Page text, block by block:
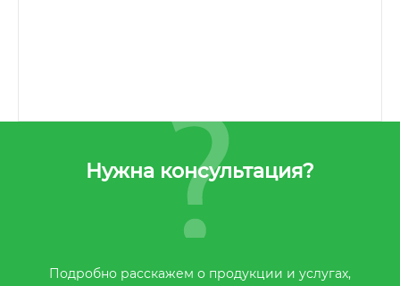
Нужна консультация?
Подробно расскажем о продукции и услугах,